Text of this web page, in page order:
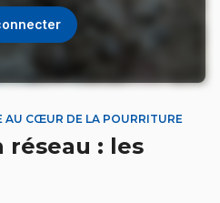
AU CŒUR DE LA POURRITURE
réseau : les